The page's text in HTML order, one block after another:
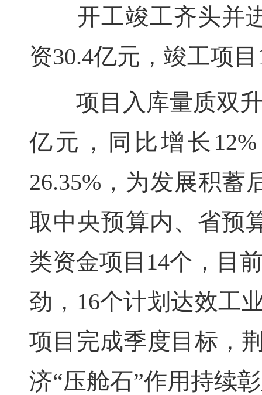
开工竣工齐头并进
资30.4亿元，竣工项
项目入库量质双升
亿元，同比增长
26.35%，为发展积蓄
取中央预算内、省预
类资金项目14个，目
劲，16个计划达效工
项目完成季度目标，
济“压舱石”作用持续